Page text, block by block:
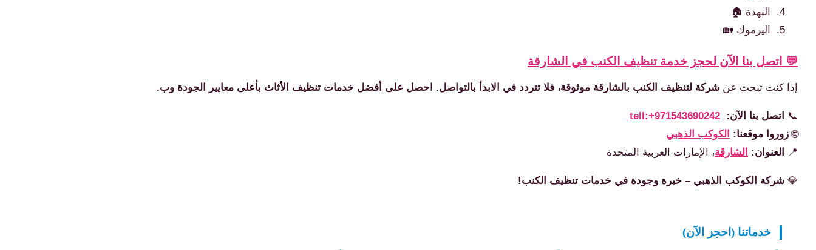
النهدة 🏠
اليرموك 🏡
💬 اتصل بنا الآن لحجز خدمة تنظيف الكنب في الشارقة
إذا كنت تبحث عن شركة لتنظيف الكنب بالشارقة موثوقة، فلا تتردد في الابدأ بالتواصل. احصل على أفضل خدمات تنظيف الأثاث بأعلى معايير الجودة وب.
📞 اتصل بنا الآن: tell:+971543690242
🌐زوروا موقعنا: الكوكب الذهبي
📍
العنوان: الشارقة، الإمارات العربية المتحدة
💎 شركة الكوكب الذهبي – خبرة وجودة في خدمات تنظيف الكنب!
خدماتنا (احجز الآن)